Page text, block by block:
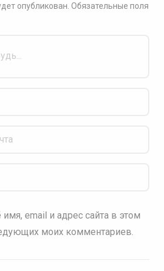
опубликован. Обязательные поля
email и адрес сайта в этом
моих комментариев.